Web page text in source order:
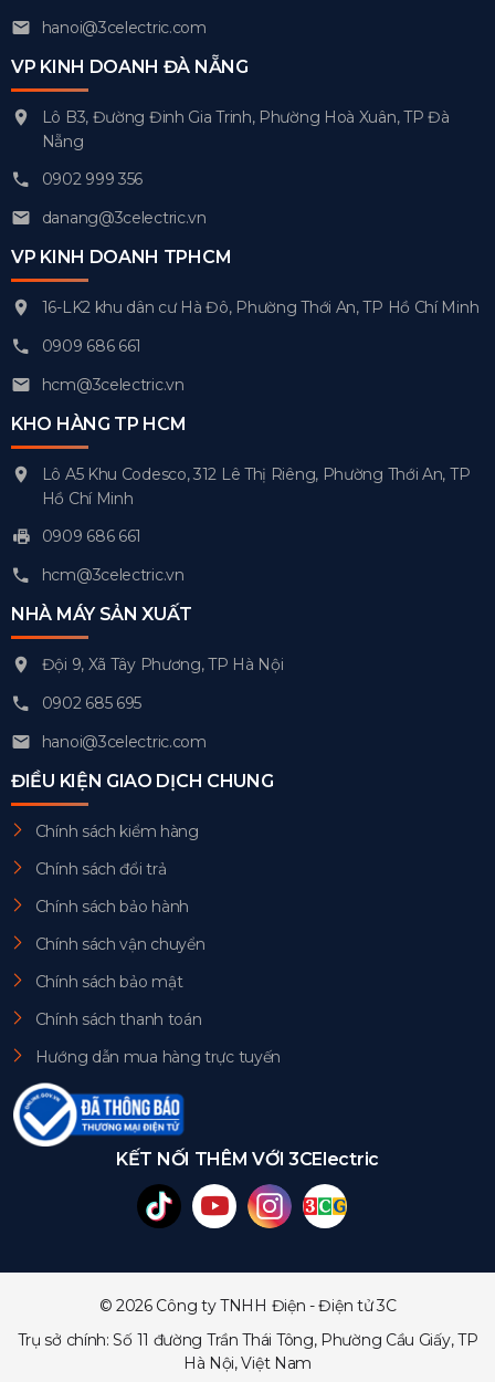
hanoi@3celectric.com
VP KINH DOANH ĐÀ NẴNG
Lô B3, Đường Đinh Gia Trinh, Phường Hoà Xuân, TP Đà
Nẵng
0902 999 356
danang@3celectric.vn
VP KINH DOANH TPHCM
16-LK2 khu dân cư Hà Đô, Phường Thới An, TP Hồ Chí Minh
0909 686 661
hcm@3celectric.vn
KHO HÀNG TP HCM
Lô A5 Khu Codesco, 312 Lê Thị Riêng, Phường Thới An, TP
Hồ Chí Minh
0909 686 661
hcm@3celectric.vn
NHÀ MÁY SẢN XUẤT
Đội 9, Xã Tây Phương, TP Hà Nội
0902 685 695
hanoi@3celectric.com
ĐIỀU KIỆN GIAO DỊCH CHUNG
Chính sách kiểm hàng
Chính sách đổi trả
Chính sách bảo hành
Chính sách vận chuyển
Chính sách bảo mật
Chính sách thanh toán
Hướng dẫn mua hàng trực tuyến
KẾT NỐI THÊM VỚI 3CElectric
© 2026 Công ty TNHH Điện - Điện tử 3C
Trụ sở chính: Số 11 đường Trần Thái Tông, Phường Cầu Giấy, TP
Hà Nội, Việt Nam